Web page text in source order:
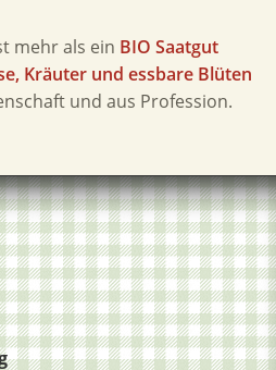
mehr als ein BIO Saatgut
Kräuter und essbare Blüten
und aus Profession.